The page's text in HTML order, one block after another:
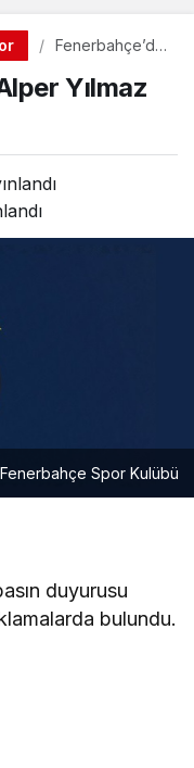
Fenerbahçe’de
Yılmaz
açıklaması
Yılmaz
Fenerbahçe Spor Kulübü
duyurusu
bulundu.